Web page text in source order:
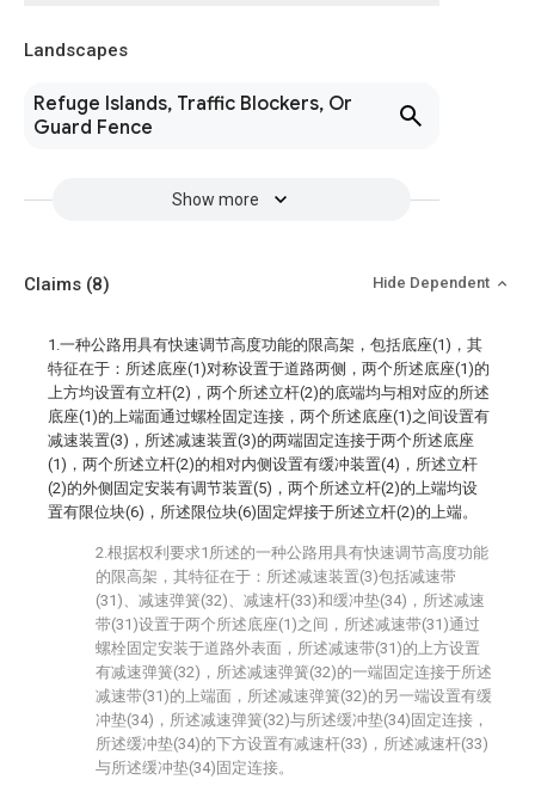
Landscapes
Refuge Islands, Traffic Blockers, Or
Guard Fence
Show more
Claims (8) Hide Dependent
1.一种公路用具有快速调节高度功能的限高架，包括底座(1)，其
特征在于：所述底座(1)对称设置于道路两侧，两个所述底座(1)的
上方均设置有立杆(2)，两个所述立杆(2)的底端均与相对应的所述
底座(1)的上端面通过螺栓固定连接，两个所述底座(1)之间设置有
减速装置(3)，所述减速装置(3)的两端固定连接于两个所述底座
(1)，两个所述立杆(2)的相对内侧设置有缓冲装置(4)，所述立杆
(2)的外侧固定安装有调节装置(5)，两个所述立杆(2)的上端均设
置有限位块(6)，所述限位块(6)固定焊接于所述立杆(2)的上端。
2.根据权利要求1所述的一种公路用具有快速调节高度功能
的限高架，其特征在于：所述减速装置(3)包括减速带
(31)、减速弹簧(32)、减速杆(33)和缓冲垫(34)，所述减速
带(31)设置于两个所述底座(1)之间，所述减速带(31)通过
螺栓固定安装于道路外表面，所述减速带(31)的上方设置
有减速弹簧(32)，所述减速弹簧(32)的一端固定连接于所述
减速带(31)的上端面，所述减速弹簧(32)的另一端设置有缓
冲垫(34)，所述减速弹簧(32)与所述缓冲垫(34)固定连接，
所述缓冲垫(34)的下方设置有减速杆(33)，所述减速杆(33)
与所述缓冲垫(34)固定连接。